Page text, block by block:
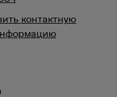
контактную